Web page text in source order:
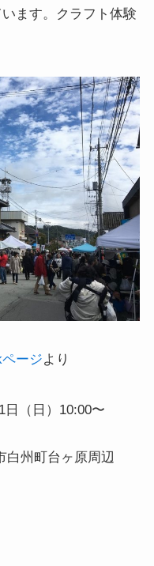
ます。クラフト体験
ージより
日（日）10:00〜
白州町台ヶ原周辺